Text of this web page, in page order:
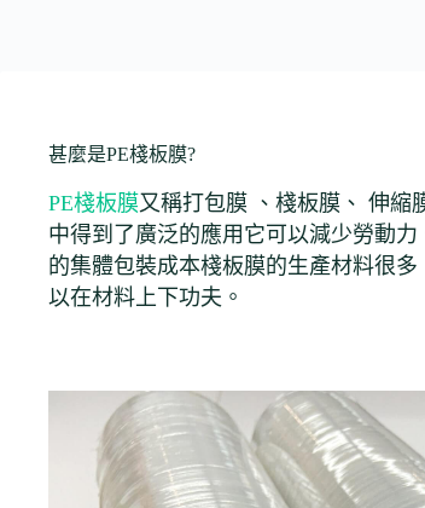
甚麼是PE棧板膜?
PE棧板膜又稱打包膜 、棧板膜 、 伸縮
中得到了廣泛的應用它可以減少勞動
的集體包裝成本棧板膜的生產材料很
以在材料上下功夫。